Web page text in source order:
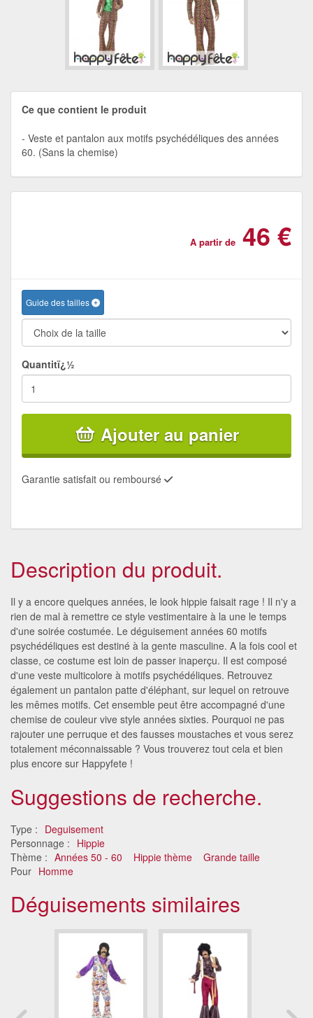
Ce que contient le produit
Veste et pantalon aux motifs psychédéliques des années
60. (Sans la chemise)
A partir de 46 €
Guide des tailles
Quantitï¿½
Ajouter au panier
Garantie satisfait ou remboursé
Description du produit.
Il y a encore quelques années, le look hippie faisait rage ! Il n'y a
rien de mal à remettre ce style vestimentaire à la une le temps
d'une soirée costumée. Le déguisement années 60 motifs
psychédéliques est destiné à la gente masculine. A la fois cool et
classe, ce costume est loin de passer inaperçu. Il est composé
d'une veste multicolore à motifs psychédéliques. Retrouvez
également un pantalon patte d'éléphant, sur lequel on retrouve
les mêmes motifs. Cet ensemble peut être accompagné d'une
chemise de couleur vive style années sixties. Pourquoi ne pas
rajouter une perruque et des fausses moustaches et vous serez
totalement méconnaissable ? Vous trouverez tout cela et bien
plus encore sur Happyfete !
Suggestions de recherche.
Type : Deguisement
Personnage : Hippie
Thème : Années 50 - 60 Hippie thème
Grande taille
Pour Homme
Déguisements similaires